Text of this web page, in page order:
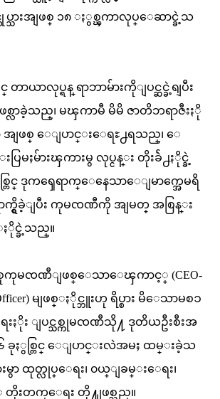
ပ္သားအျဖစ္ ၁၈ ႏွစ္ၾကာလုပ္ေဆာင္ခဲ့သ
ာယာလုပ္ရန္ ရာဘာမ်ားကိုျပင္ဆင္ခဲ့ရျပီး
စ္လာခဲ့သည္၊ မၾကာမီ မိမိ ဇာတိဘရာဇီးႏို
န္ဂ်ာ အျဖစ္ ေျပာင္းေရႊ႕ရသည္၊ ေ
ြမႈမ်ားၾကားမွ လုပ္ငန္း တိုးခ်ဲ႕ႏိုင္ခဲ့
ြင္ ဒုကၡေရာက္ေနေသာေျမာက္အေမရိ
ာက္ရွိခဲ့ျပီး ကုမၸဏီကို အျမတ္ အစြန္း
င္ခဲ့သည္။
ားစုကုမၸဏီျဖစ္ေသာေၾကာင့္ (CEO-
Officer) မျဖစ္ႏိုင္ဘူးဟု ရိပ္စား မိေသာမစၥ
ႏိုး ျပင္သစ္ကုမၸဏီသို႔ ဒုတိယဦးစီးအ
၆ ခုႏွစ္တြင္ ေျပာင္းလဲအမႈ ထမ္းခဲ့သ
းမွာ ထုတ္လုပ္ေရး၊ ၀ယ္ျခမ္းေရး၊
တက္ေရး တို႔ျဖစ္သည္။